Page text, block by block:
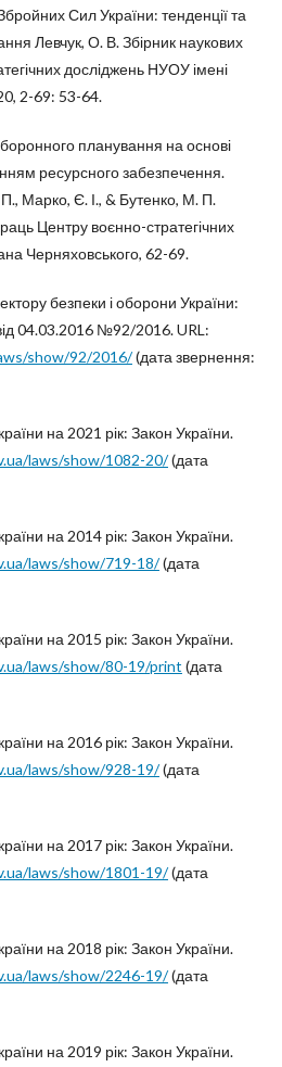
Сил України: тенденції та
Левчук, О. В. Збірник наукових
досліджень НУОУ імені
2-69: 53-64.
планування на основі
ресурсного забезпечення.
Марко, Є. І., & Бутенко, М. П.
Центру воєнно-стратегічних
Черняховського, 62-69.
безпеки і оборони України:
04.03.2016 №92/2016. URL:
show/92/2016/(дата звернення:
на 2021 рік: Закон України.
laws/show/1082-20/(дата
на 2014 рік: Закон України.
laws/show/719-18/(дата
на 2015 рік: Закон України.
laws/show/80-19/print (дата
на 2016 рік: Закон України.
laws/show/928-19/(дата
на 2017 рік: Закон України.
laws/show/1801-19/(дата
на 2018 рік: Закон України.
laws/show/2246-19/(дата
на 2019 рік: Закон України.